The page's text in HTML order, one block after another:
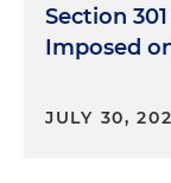
Section
Imposed
JULY 30,